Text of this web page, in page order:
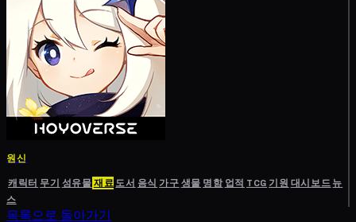
원신
캐릭터 무기 성유물재료도서 음식 가구생물 명함 업적 TCG기원 대시보드뉴
스
목록으로 돌아가기